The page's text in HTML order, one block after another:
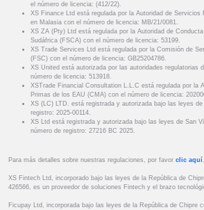
el número de licencia: (412/22).
XS Finance Ltd está regulada por la Autoridad de Servicios
en Malasia con el número de licencia: MB/21/0081.
XS ZA (Pty) Ltd está regulada por la Autoridad de
Sudáfrica (FSCA) con el número de licencia: 53199.
XS Trade Services Ltd está regulada por la Comisión de
(FSC) con el número de licencia: GB25204786.
XS United está autorizada por las autoridades regulatorias
número de licencia: 513918.
XSTrade Financial Consultation L.L.C está regulada por la
Primas de los EAU (CMA) con el número de licencia:
XS (LC) LTD. está registrada y autorizada bajo las leyes
registro: 2025-00114.
XS Ltd está registrada y autorizada bajo las leyes de San
número de registro: 27216 BC 2025.
Para más detalles sobre nuestras regulaciones, por favor clic aquí .
XS Fintech Ltd, incorporado bajo las leyes de la República de
426566, es un proveedor de soluciones Fintech y el brazo
Ficupay Ltd, incorporada bajo las leyes de la República de Chipre